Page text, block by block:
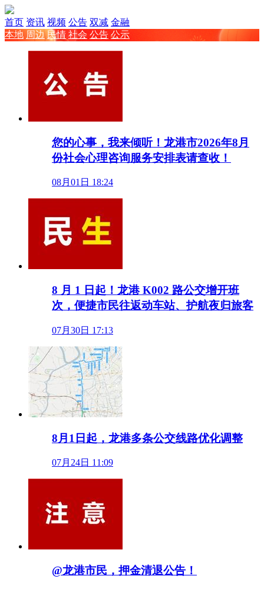
首页 资讯 视频 公告 双减 金融
本地 周边 民情 社会 公告 公示
您的心事，我来倾听！龙港市2026年8月
份社会心理咨询服务安排表请查收！
08月01日 18:24
8 月 1 日起！龙港 K002 路公交增开班
次，便捷市民往返动车站、护航夜归旅客
07月30日 17:13
8月1日起，龙港多条公交线路优化调整
07月24日 11:09
@龙港市民，押金清退公告！